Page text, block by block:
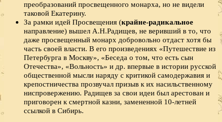
преобразований просвещенного монарха, но не видели
таковой Екатерину.
За рамки идей Просвещения (крайне-радикальное
направление) вышел А.Н.Радищев, не веривший в то, что
даже просвещенный монарх добровольно отдаст хотя бы
часть своей власти. В его произведениях «Путешествие из
Петербурга в Москву», «Беседа о том, что есть сын
Отечества», «Вольность» и др. впервые в истории русской
общественной мысли наряду с критикой самодержавия и
крепостничества прозвучал призыв к их насильственному
ниспровержению. Радищев за свои идеи был арестован и
приговорен к смертной казни, замененной 10-летней
ссылкой в Сибирь.